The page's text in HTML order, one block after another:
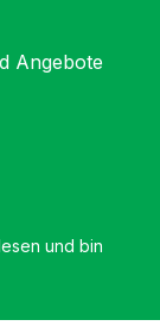
Angebote
und bin